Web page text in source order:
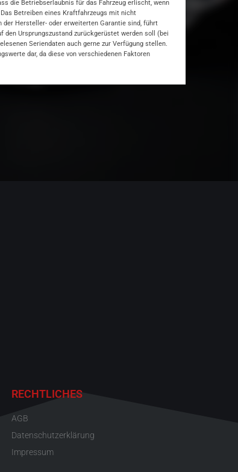
die Betriebserlaubnis für das Fahrzeug erlischt, wenn
Betreiben eines Kraftfahrzeugs mit nicht
der Hersteller- oder erweiterten Garantie sind, führt
den Ursprungszustand zurückgerüstet werden soll (bei
Seriendaten auch gerne zur Verfügung stellen.
dar, da diese von verschiedenen Faktoren
RECHTLICHES
AGB
Datenschutzerklärung
Impressum